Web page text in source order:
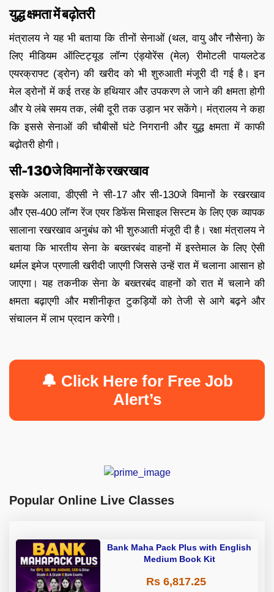
युद्ध क्षमता में बढ़ोतरी
मंत्रालय ने यह भी बताया कि तीनों सेनाओं (थल, वायु और नौसेना) के
लिए मीडियम ऑल्टिट्यूड लॉन्ग एंड्योरेंस (मेल) रीमोटली पायलटेड
एयरक्राफ्ट (ड्रोन) की खरीद को भी शुरुआती मंजूरी दी गई है। इन
मेल ड्रोनों में कई तरह के हथियार और उपकरण ले जाने की क्षमता होगी
और ये लंबे समय तक, लंबी दूरी तक उड़ान भर सकेंगे। मंत्रालय ने कहा
कि इससे सेनाओं की चौबीसों घंटे निगरानी और युद्ध क्षमता में काफी
बढ़ोतरी होगी।
सी-130जे विमानों के रखरखाव
इसके अलावा, डीएसी ने सी-17 और सी-130जे विमानों के रखरखाव
और एस-400 लॉन्ग रेंज एयर डिफेंस मिसाइल सिस्टम के लिए एक व्यापक
सालाना रखरखाव अनुबंध को भी शुरुआती मंजूरी दी है। रक्षा मंत्रालय ने
बताया कि भारतीय सेना के बख्तरबंद वाहनों में इस्तेमाल के लिए ऐसी
थर्मल इमेज प्रणाली खरीदी जाएगी जिससे उन्हें रात में चलाना आसान हो
जाएगा। यह तकनीक सेना के बख्तरबंद वाहनों को रात में चलाने की
क्षमता बढ़ाएगी और मशीनीकृत टुकड़ियों को तेजी से आगे बढ़ने और
संचालन में लाभ प्रदान करेगी।
🔔 Click Here for Free Job
Alert’s
Popular Online Live Classes
Bank Maha Pack Plus with English
Medium Book Kit
Rs 6,817.25